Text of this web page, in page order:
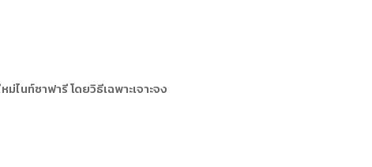
ไนท์ซาฟารี โดยวิธีเฉพาะเจาะจง